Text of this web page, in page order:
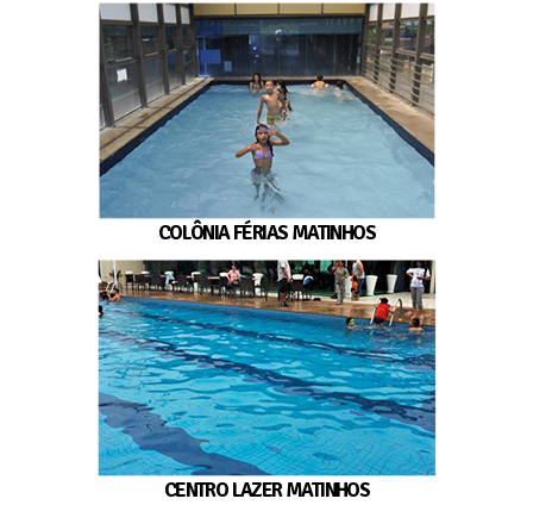
COLÔNIA FÉRIAS MATINHOS
CENTRO LAZER MATINHOS